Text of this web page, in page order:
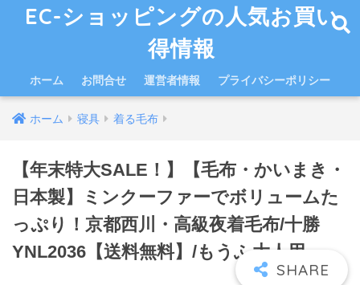
EC-ショッピングの人気お買い
得情報
ホーム お問合せ 運営者情報 プライバシーポリシー
ホーム 寝具 着る毛布
【年末特大SALE！】【毛布・かいまき・
日本製】ミンクーファーでボリュームた
っぷり！京都西川・高級夜着毛布/十勝
YNL2036【送料無料】/もうふ大人用